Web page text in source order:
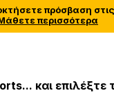
πρόσβαση
περισσότερα
και επιλέξτε